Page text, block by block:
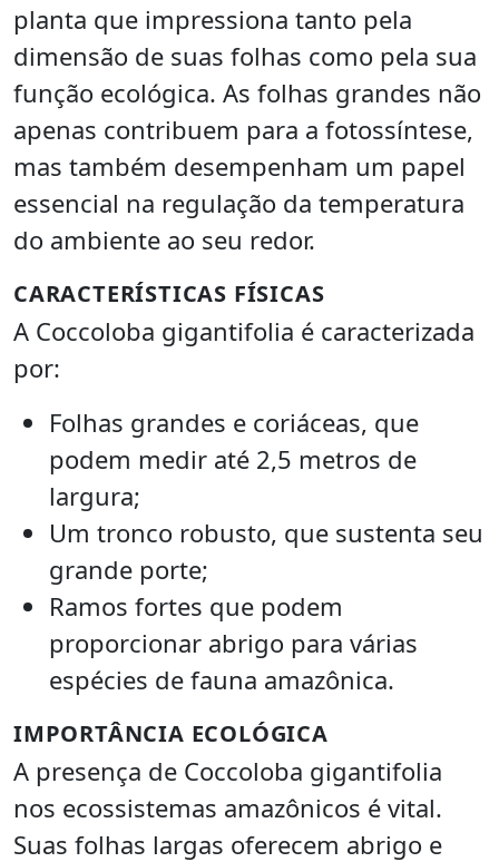
planta que impressiona tanto pela
dimensão de suas folhas como pela sua
função ecológica. As folhas grandes não
apenas contribuem para a fotossíntese,
mas também desempenham um papel
essencial na regulação da temperatura
do ambiente ao seu redor.
CARACTERÍSTICAS FÍSICAS
A Coccoloba gigantifolia é caracterizada
por:
Folhas grandes e coriáceas, que
podem medir até 2,5 metros de
largura;
Um tronco robusto, que sustenta seu
grande porte;
Ramos fortes que podem
proporcionar abrigo para várias
espécies de fauna amazônica.
IMPORTÂNCIA ECOLÓGICA
A presença de Coccoloba gigantifolia
nos ecossistemas amazônicos é vital.
Suas folhas largas oferecem abrigo e